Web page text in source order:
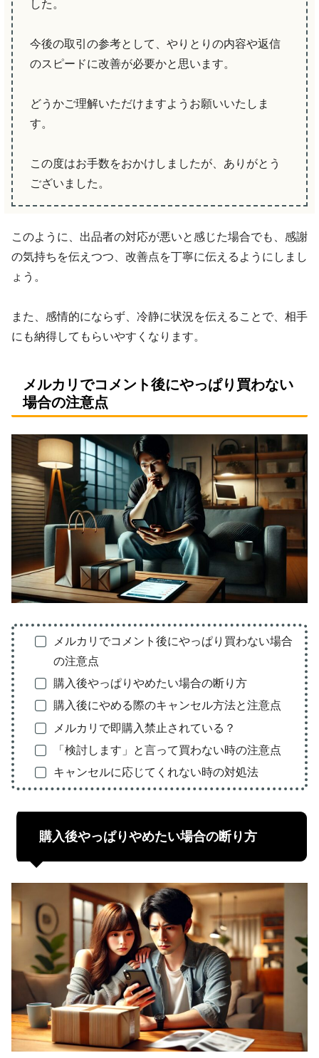
した。
今後の取引の参考として、やりとりの内容や返信
のスピードに改善が必要かと思います。
どうかご理解いただけますようお願いいたしま
す。
この度はお手数をおかけしましたが、ありがとう
ございました。
このように、出品者の対応が悪いと感じた場合でも、感謝
の気持ちを伝えつつ、改善点を丁寧に伝えるようにしまし
ょう。
また、感情的にならず、冷静に状況を伝えることで、相手
にも納得してもらいやすくなります。
メルカリでコメント後にやっぱり買わない
場合の注意点
メルカリでコメント後にやっぱり買わない場合
の注意点
購入後やっぱりやめたい場合の断り方
購入後にやめる際のキャンセル方法と注意点
メルカリで即購入禁止されている？
「検討します」と言って買わない時の注意点
キャンセルに応じてくれない時の対処法
購入後やっぱりやめたい場合の断り方